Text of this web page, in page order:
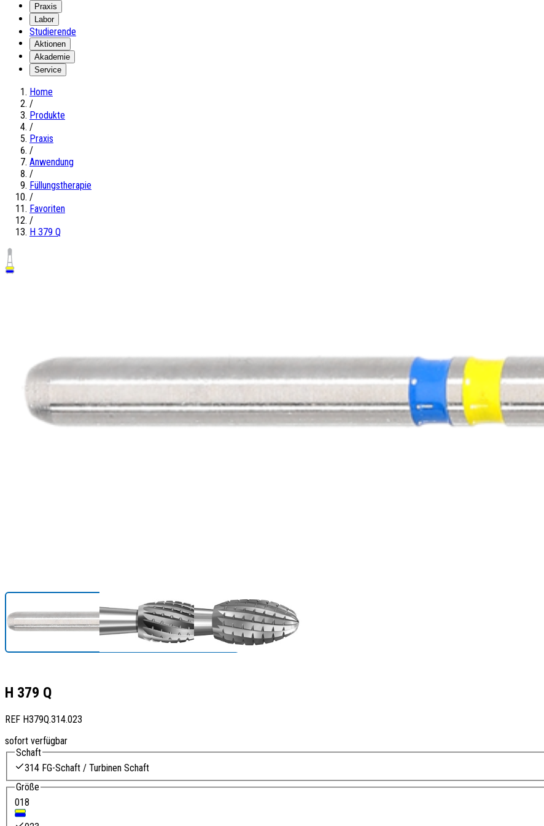
Praxis
Labor
Studierende
Aktionen
Akademie
Service
Home
/
Produkte
/
Praxis
/
Anwendung
/
Füllungstherapie
/
Favoriten
/
H 379 Q
H 379 Q
REF H379Q.314.023
sofort verfügbar
Schaft
314 FG-Schaft / Turbinen Schaft
Größe
018